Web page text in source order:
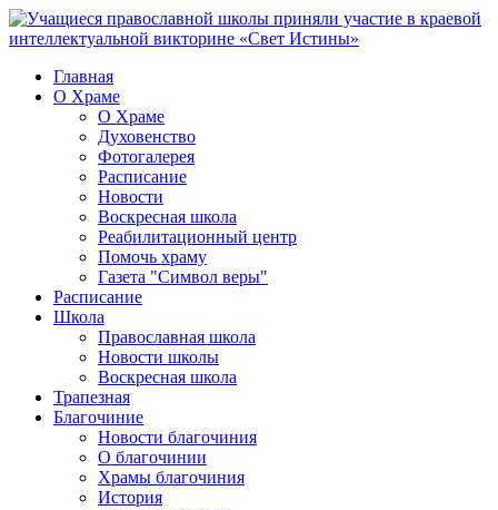
Главная
О Храме
О Храме
Духовенство
Фотогалерея
Расписание
Новости
Воскресная школа
Реабилитационный центр
Помочь храму
Газета "Символ веры"
Расписание
Школа
Православная школа
Новости школы
Воскресная школа
Трапезная
Благочиние
Новости благочиния
О благочинии
Храмы благочиния
История